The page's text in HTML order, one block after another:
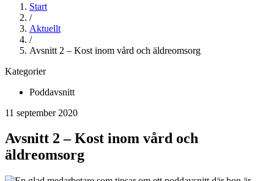
Start
/
Aktuellt
/
Avsnitt 2 – Kost inom vård och äldreomsorg
Kategorier
Poddavsnitt
11 september 2020
Avsnitt 2 – Kost inom vård och
äldreomsorg